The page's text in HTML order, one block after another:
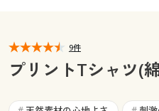
マイページ
閲覧履歴 9件
プリントTシャツ(